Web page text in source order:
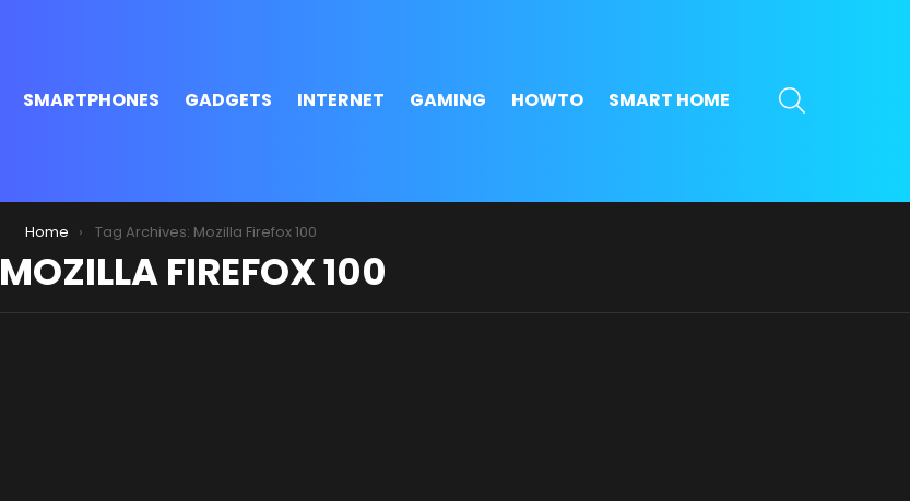
SMARTPHONES GADGETS INTERNET GAMING HOWTO SMART HOME
Home Tag Archives: Mozilla Firefox 100
MOZILLA FIREFOX 100